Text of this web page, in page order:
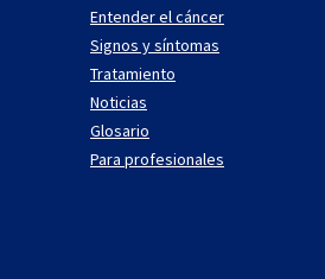
Entender el cáncer
Signos y síntomas
Tratamiento
Noticias
Glosario
Para profesionales